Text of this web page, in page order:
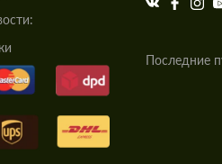
Последние